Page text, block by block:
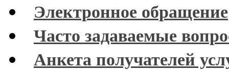
Электронное обращение
Часто задаваемые
Анкета получателей